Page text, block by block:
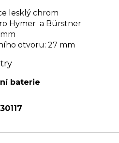
lesklý chrom
Hymer a Bürstner
otvoru: 27 mm
baterie